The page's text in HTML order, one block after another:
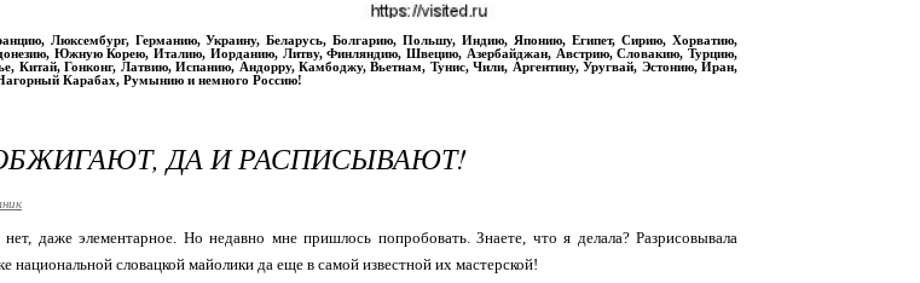
Люксембург, Германию, Украину, Беларусь, Болгарию, Польшу, Индию, Японию, Египет, Сирию, Хорватию,
Южную Корею, Италию, Иорданию, Литву, Финляндию, Швецию, Азербайджан, Австрию, Словакию, Турцию,
Китай, Гонконг, Латвию, Испанию, Андорру, Камбоджу, Вьетнам, Тунис, Чили, Аргентину, Уругвай, Эстонию, Иран,
Карабах, Румынию и немного Россию!
ДА И РАСПИСЫВАЮТ!
даже элементарное. Но недавно мне пришлось попробовать. Знаете, что я делала? Разрисовывала
национальной словацкой майолики да еще в самой известной их мастерской!